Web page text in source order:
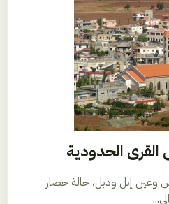
القرى الحدودية
وعين إبل ودبل، حالة حصار